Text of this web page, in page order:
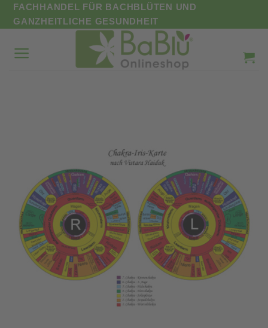
Zum
Inhalt
FACHHANDEL FÜR BACHBLÜTEN UND
GANZHEITLICHE GESUNDHEIT